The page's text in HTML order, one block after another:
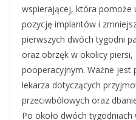
wspierającej, która pomoże
pozycję implantów i
pierwszych dwóch tygodni
oraz obrzęk w okolicy
pooperacyjnym. Ważne jest
lekarza dotyczących
przeciwbólowych oraz
Po około dwóch